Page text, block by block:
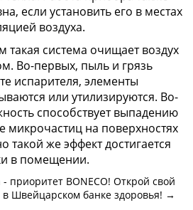
если установить его в местах
воздуха.
такая система очищает воздух
Во-первых, пыль и грязь
испарителя, элементы
или утилизируются. Во-
способствует выпадению
микрочастиц на поверхностях
такой же эффект достигается
в помещении.
приоритет BONECO! Открой свой
Швейцарском банке здоровья! →